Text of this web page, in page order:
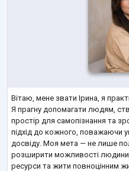
Вітаю, мене звати Ірина, я
Я прагну допомагати людям,
простір для самопізнання та
підхід до кожного, поважаючи
досвіду. Моя мета — не лише
розширити можливості людини,
ресурси та жити повноцінним